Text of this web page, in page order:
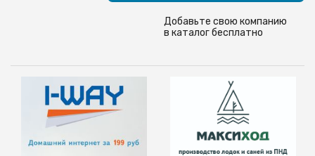
Добавьте свою компанию
в каталог бесплатно